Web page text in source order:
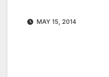
MAY 15, 2014